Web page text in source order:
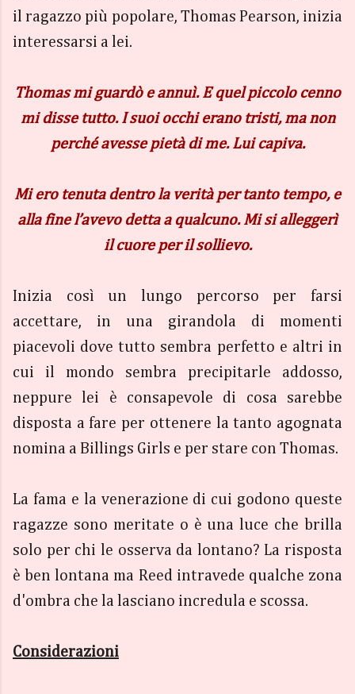
il ragazzo più popolare, Thomas Pearson, inizia
interessarsi a lei.
Thomas mi guardò e annuì. E quel piccolo cenno
mi disse tutto. I suoi occhi erano tristi, ma non
perché avesse pietà di me. Lui capiva.
Mi ero tenuta dentro la verità per tanto tempo, e
alla fine l’avevo detta a qualcuno. Mi si alleggerì
il cuore per il sollievo.
Inizia così un lungo percorso per farsi
accettare, in una girandola di momenti
piacevoli dove tutto sembra perfetto e altri in
cui il mondo sembra precipitarle addosso,
neppure lei è consapevole di cosa sarebbe
disposta a fare per ottenere la tanto agognata
nomina a Billings Girls e per stare con Thomas.
La fama e la venerazione di cui godono queste
ragazze sono meritate o è una luce che brilla
solo per chi le osserva da lontano? La risposta
è ben lontana ma Reed intravede qualche zona
d'ombra che la lasciano incredula e scossa.
Considerazioni